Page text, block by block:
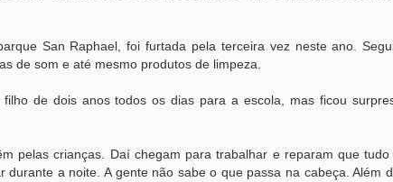
San Raphael, foi furtada pela terceira vez neste ano.
de som e até mesmo produtos de limpeza.
de dois anos todos os dias para a escola, mas ficou
pelas crianças. Daí chegam para trabalhar e reparam que
a noite. A gente não sabe o que passa na cabeça. Além